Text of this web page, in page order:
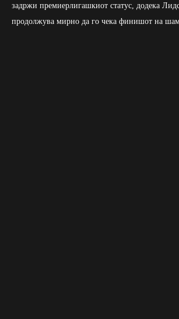
задржи премиерлигашкиот статус, додека
продолжува мирно да го чека финишот на